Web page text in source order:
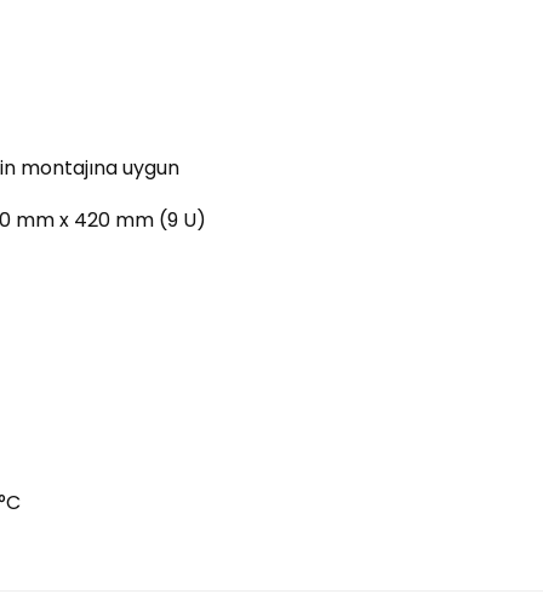
montajına uygun
mm x 420 mm (9 U)